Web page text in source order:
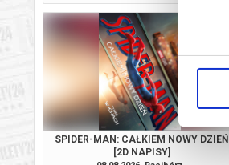
SPIDER-MAN: CAŁKIEM NOWY DZIEŃ
[2D NAPISY]